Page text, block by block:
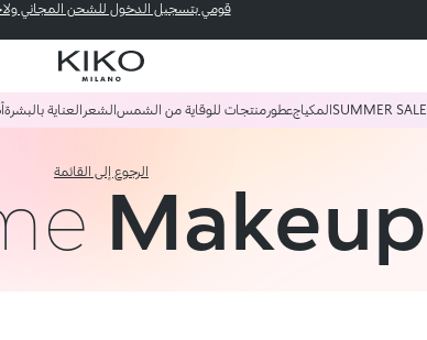
قومي بتسجيل الدخول للشحن المجاني
SUMMER SALEالمكياجعطورمنتجات للوقاية من الشمسالشعر العناية بالبشرة
الرجوع إلى القائمةMakeup